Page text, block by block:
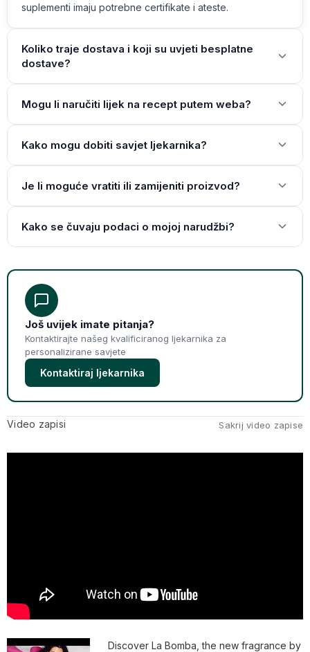
suplementi imaju potrebne certifikate i ateste.
Koliko traje dostava i koji su uvjeti besplatne
dostave?
Mogu li naručiti lijek na recept putem weba?
Kako mogu dobiti savjet ljekarnika?
Je li moguće vratiti ili zamijeniti proizvod?
Kako se čuvaju podaci o mojoj narudžbi?
Još uvijek imate pitanja?
Kontaktirajte našeg kvalificiranog ljekarnika za
personalizirane savjete
Kontaktiraj ljekarnika
Video zapisi Sakrij video zapise
Discover La Bomba, the new fragrance by